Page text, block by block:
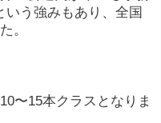
いう強みもあり、全国
。
〜15本クラスとなりま